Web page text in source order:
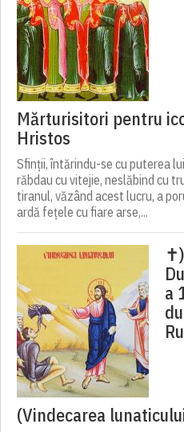
Mărturisitori pentru
Hristos
Sfinții, întărindu-se cu puterea
răbdau cu vitejie, neslăbind cu
tiranul, văzând acest lucru, a
ardă fețele cu fiare arse,...
✝)
a
(Vindecarea